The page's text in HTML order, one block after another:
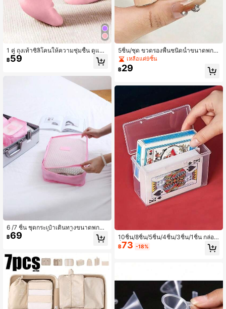
1 คู่ ถุงเท้าซิลิโคนให้ความชุ่มชื้น ดูแลเ
ท้าอย่างมีประสิทธิภาพ ป้องกันส้นเท้าแ
ตก ขจัดผิวตาย ถุงเท้าเท้าที่ยืดหยุ่น ล็อ
ง ไม่มีกลิ่น สวมใส่และถอดออกง่าย วัสดุ
฿59
6 /7 ชิ้น ชุดกระเป๋าเดินทางขนาดพกพา
สำหรับรองเท้าเสื้อผ้าชุดชั้นใน อุปกรณ์
จัดระเบียบการเดินทางหลายสี ชุดลูกบา
พักผ่อน อุปกรณ์เสริมการเดินทางที่จำเป็
นสำหรับทุกฤดู โซลูชั่นการจัดเก็บน้ำหนั
กเบาทนทาน กะทัดรัด อุปกรณ์เดินทาง
ที่ต้องมีสำหรับการพักผ่อน การเดินทางเ
พื่อธุรกิจ อุปกรณ์จัดระเบียบวันหยุด
฿69
5ชิ้น/ชุด ขวดรองพื้นชนิดน้ำขนาดพกพ
า 4มล./0.1ออนซ์, คอนซีลเลอร์, ลิปกลอ
ส, ภาชนะใส่เครื่องสำอางแบบพกพาพร้
อมฝาเกลียว, ปราศจากน้ำหอม, เหมาะ
ณ์อาบน้ำ, ชุดกะทัดรัดพิเศษที่ใช้ได้กับ
TSA สำหรับความงามขณะเดินทาง, ข
วดใสกันรั่ว, ภาชนะรีฟิล, เหมาะสำหรับ
ทดลองใช้มินิสกินแคร์, รองพื้น หรือลิปก
ลอส, บรรจุภัณฑ์ที่เหมาะกับการเดินทา
ง, อุปกรณ์จำเป็นสำหรับการเดินทางที่มี
น้ำหนักเบา, ภาชนะใส่เครื่องสำอางใสทั
นสมัยสำหรับตัวอย่างเครื่องสำอาง, ชุดเ
ดินทางมัลติฟังก์ชันสำหรับความงามใน
ชีวิตประจำวันขณะเดินทาง
เหลือแค่9ชิ้น
฿29
10ชิ้น/8ชิ้น/5ชิ้น/4ชิ้น/3ชิ้น/1ชิ้น กล่องเ
ก็บการ์ดแบบพกพา, กล่องใส่การ์ด, กล่อ
งจัดระเบียบเครื่องประดับและของชิ้นเล็
฿73 -18%